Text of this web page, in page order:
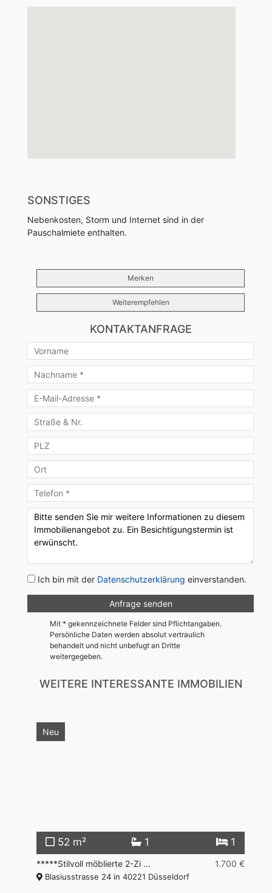
SONSTIGES
Nebenkosten, Storm und Internet sind in der
Pauschalmiete enthalten.
Merken
Weiterempfehlen
KONTAKTANFRAGE
Ich bin mit der Datenschutzerklärung einverstanden.
Mit * gekennzeichnete Felder sind Pflichtangaben.
Persönliche Daten werden absolut vertraulich
behandelt und nicht unbefugt an Dritte
weitergegeben.
WEITERE INTERESSANTE IMMOBILIEN
Neu
52 m² 1 1
*****Stilvoll möblierte 2-Zi ... 1.700 €
Blasiusstrasse 24 in 40221 Düsseldorf